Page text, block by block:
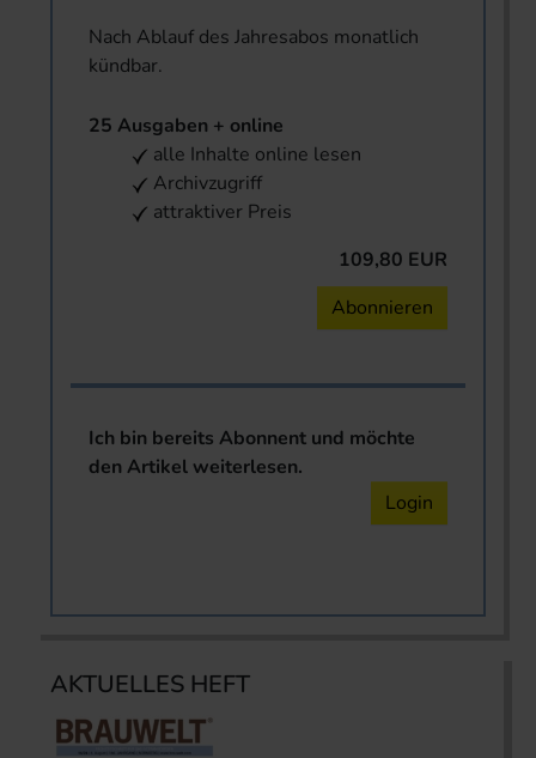
Nach Ablauf des Jahresabos monatlich
kündbar.
25 Ausgaben + online
alle Inhalte online lesen
Archivzugriff
attraktiver Preis
109,80 EUR
Abonnieren
Ich bin bereits Abonnent und möchte
den Artikel weiterlesen.
Login
AKTUELLES HEFT